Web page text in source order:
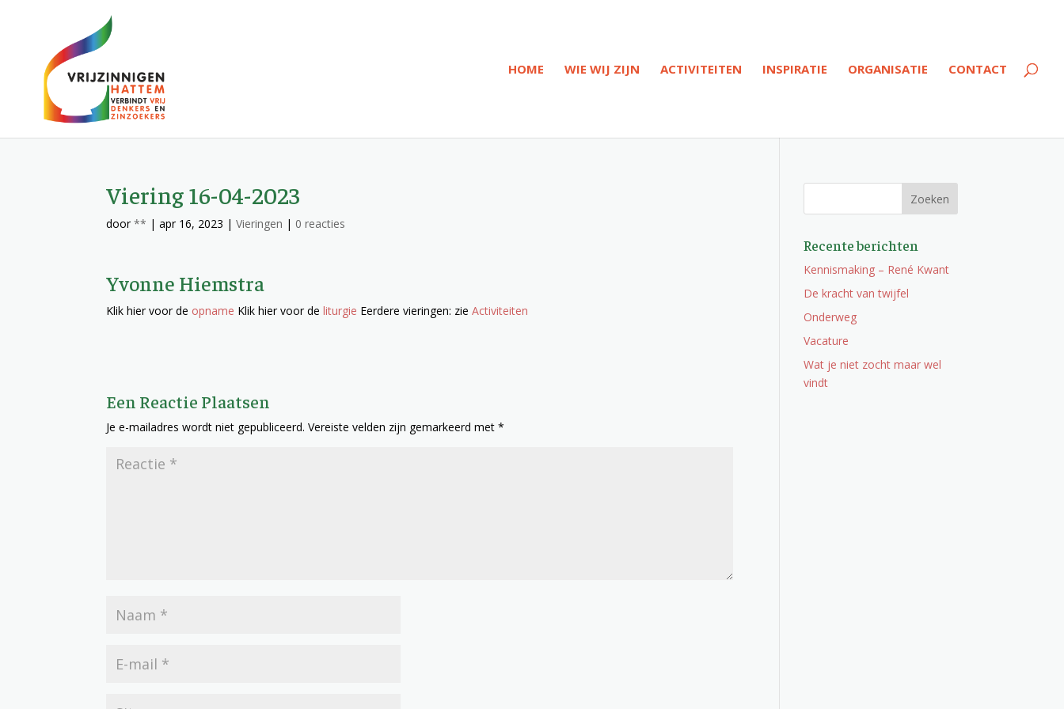
HOME WIE WIJ ZIJN ACTIVITEITEN INSPIRATIE ORGANISATIE CONTACT
Viering 16-04-2023
door** |apr 16, 2023 |Vieringen | 0 reacties
Yvonne Hiemstra
Klik hier voor de opname Klik hier voor deliturgie Eerdere vieringen: zieActiviteiten
Een Reactie Plaatsen
Je e-mailadres wordt niet gepubliceerd. Vereiste velden zijn gemarkeerd met*
Recente berichten
Kennismaking – René Kwant
De kracht van twijfel
Onderweg
Vacature
Wat je niet zocht maar wel
vindt